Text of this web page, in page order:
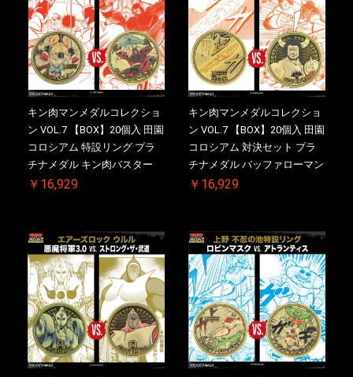
キン肉マンメダルコレクショ
ン VOL.7 【BOX】20個入 田園
コロシアム 特設リング プラ
チナメダル キン肉バスター
VS. キン肉バスターやぶり ケ
【二次受注分】2026/10/30 一
斉出荷予定
￥16,929
キン肉マンメダルコレクショ
ン VOL.7 【BOX】20個入 田園
コロシアム 対決セット プラ
チナメダル バッファローマン
2.0 顎髭 Ver. VS. 光の矢 ケー
【二次受注分】2026/10/30 一
斉出荷予定
￥16,929